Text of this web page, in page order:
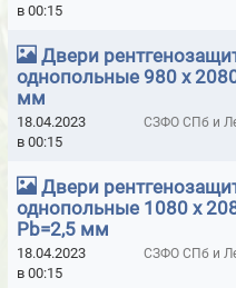
ГЕРМЕТИКИ MAKROFLEX
ГЕРМЕТИКИ MASTERFIX
ГЕРМЕТИКИ PENOSIL
ГЕРМЕТИКИ SILA PRO
ГЕРМЕТИКИ TREMCO ILLBRUCK
ГЕРМЕТИКИ U-SEAL (NPT SRL,
ГЕРМЕТИКИ
SYSTEMS
в 00:15
Двери
однопольные 980 х
мм
18.04.2023
в 00:15
СЗФО СПб и
Двери
однопольные 1080 х
Pb=2,5 мм
18.04.2023
в 00:15
СЗФО СПб и